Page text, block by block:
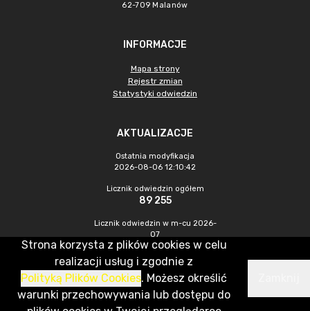
62-709 Malanów
INFORMACJE
Mapa strony
Rejestr zmian
Statystyki odwiedzin
AKTUALIZACJE
Ostatnia modyfikacja
2026-08-06 12:10:42
Licznik odwiedzin ogółem
89 255
Licznik odwiedzin w m-cu 2026-
07
476
CMS & Hosting: Nefeni Sp. z o.o.
Strona korzysta z plików cookies w celu
realizacji usług i zgodnie z
Polityką Plików Cookies. Możesz określić
warunki przechowywania lub dostępu do